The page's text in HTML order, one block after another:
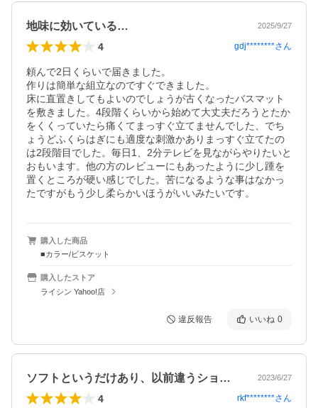
地味に効いている… 2025/9/27
4 gdj********さん
頼んで2日くらいで届きました。
作りは簡単な組立なのですぐできました。
床に直置きしてもよいのでしょうが古くなったバスマット
を敷きました。4段階くらいから始めて大丈夫だろうとたか
をくくっていたら痛くてまっすぐ立てませんでした、でち
ょうどふくらはぎにも適度な刺激かありまっすぐ立てたの
は2段階目でした。毎日1、2分テレビを見ながらやりたいと
おもいます。他の方のレビューにもあったように少し踵を
置くところが硬い感じでした。苦になるような事はなかっ
購入した商品
■カラー/ビスケット
購入したストア
ライシン Yahoo!店
違反報告 いいね 0
ソフトというだけあり、以前違うショップ… 2023/6/27
4 rkf********さん